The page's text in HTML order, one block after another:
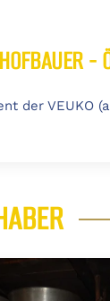
-
der VEUKO